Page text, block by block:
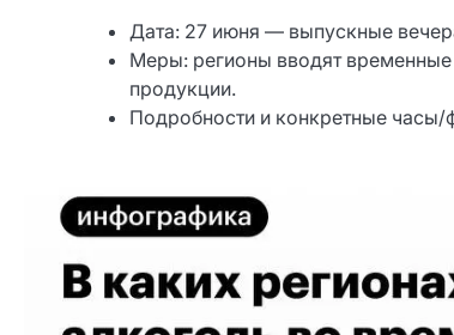
Дата: 27 июня — выпускные
Меры: регионы вводят
продукции.
Подробности и конкретные часы/